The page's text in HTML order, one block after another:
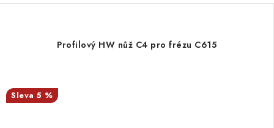
Profilový HW nůž C4 pro frézu C615
5 %